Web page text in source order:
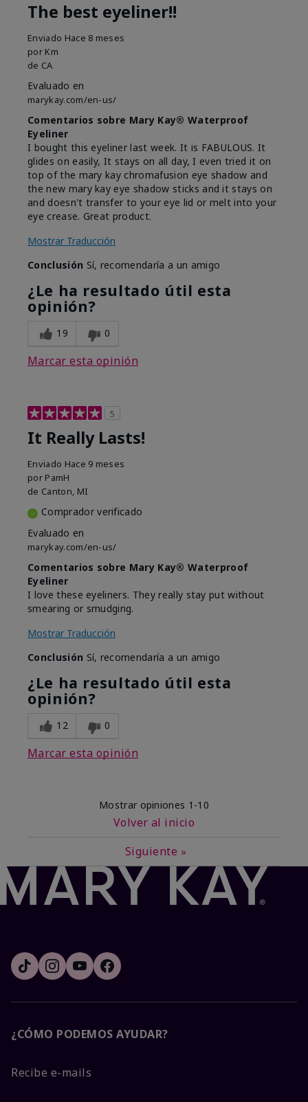
The best eyeliner!!
Enviado Hace 8 meses
por Km
de CA
Evaluado en
marykay.com/en-us/
Comentarios sobre Mary Kay® Waterproof
Eyeliner
I bought this eyeliner last week. It is FABULOUS. It
glides on easily, It stays on all day, I even tried it on
top of the mary kay chromafusion eye shadow and
the new mary kay eye shadow sticks and it stays on
and doesn't transfer to your eye lid or melt into your
eye crease. Great product.
Mostrar Traducción
Conclusión Sí, recomendaría a un amigo
¿Le ha resultado útil esta
opinión?
19 0
Marcar esta opinión
5
It Really Lasts!
Enviado Hace 9 meses
por PamH
de Canton, MI
Comprador verificado
Evaluado en
marykay.com/en-us/
Comentarios sobre Mary Kay® Waterproof
Eyeliner
I love these eyeliners. They really stay put without
smearing or smudging.
Mostrar Traducción
Conclusión Sí, recomendaría a un amigo
¿Le ha resultado útil esta
opinión?
12 0
Marcar esta opinión
Mostrar opiniones 1-10
Volver al inicio
Siguiente »
¿CÓMO PODEMOS AYUDAR?
Recibe e-mails